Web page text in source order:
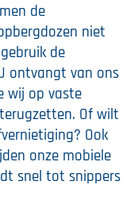
de
niet
de
ontvangt van ons
wij op vaste
Of wilt
Ook
onze mobiele
snel tot snippers